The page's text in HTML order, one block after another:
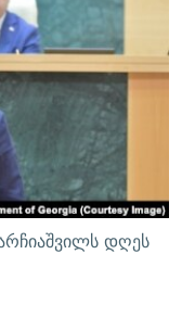
ᲐᲛᲑᲐᲕᲘ
დღეს